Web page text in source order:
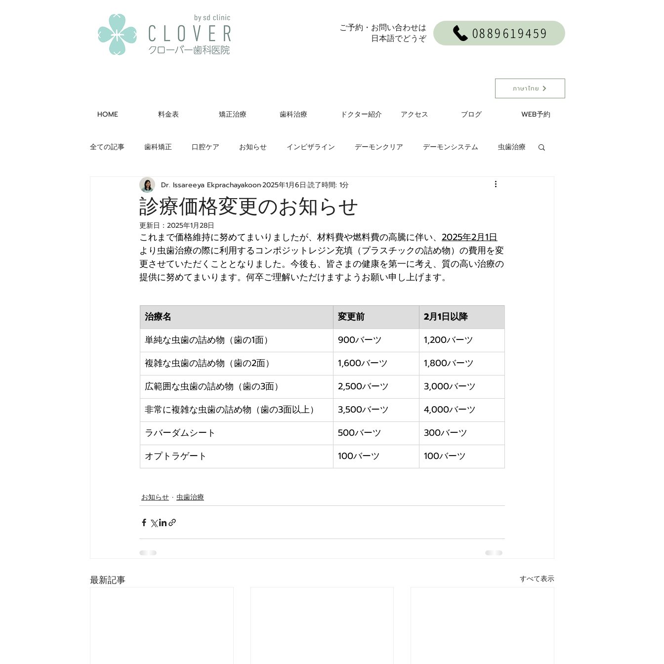
ご予約・お問い合わせは
日本語でどうぞ
0889619459
ภาษาไทย
HOME 料金表 矯正治療 歯科治療 ドクター紹介 アクセス ブログ WEB予約
全ての記事 歯科矯正 口腔ケア お知らせ インビザライン デーモンクリア デーモンシステム 虫歯治療
学会・セミナー報告
診療価格変更のお知らせ
Dr. Issareeya Ekprachayakoon2025年1月6日 読了時間: 1分
更新日： 2025年1月28日
これまで価格維持に努めてまいりましたが、材料費や燃料費の高騰に伴い、 2025年2月1日
より虫歯治療の際に利用するコンポジットレジン充填（プラスチックの詰め物）の費用を変
更させていただくこととなりました。今後も、皆さまの健康を第一に考え、質の高い治療の
提供に努めてまいります。何卒ご理解いただけますようお願い申し上げます。
治療名 変更前
2月1日以降
単純な虫歯の詰め物（歯の1面）
900バーツ
1,200バーツ
複雑な虫歯の詰め物（歯の2面）
1,600バーツ
1,800バーツ
広範囲な虫歯の詰め物（歯の3面）
2,500バーツ
3,000バーツ
非常に複雑な虫歯の詰め物（歯の3面以上）
3,500バーツ
4,000バーツ
ラバーダムシート
500バーツ
300バーツ
オプトラゲート
100バーツ 100バーツ
お知らせ 虫歯治療
最新記事 すべて表示